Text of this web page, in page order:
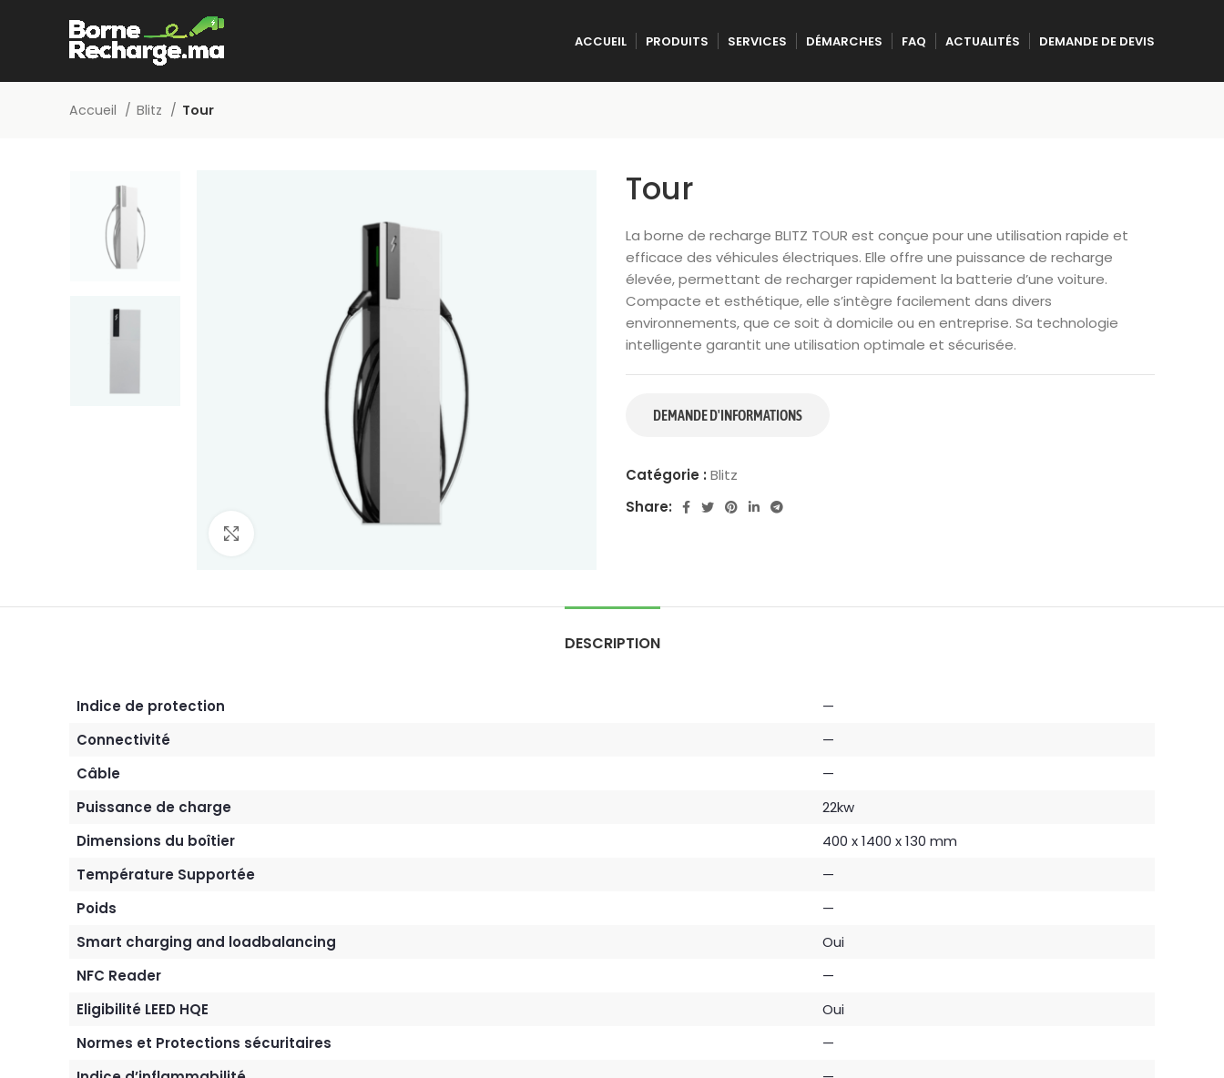
ACCUEIL PRODUITS SERVICES DÉMARCHES FAQ ACTUALITÉS DEMANDE DE DEVIS
Accueil Blitz Tour
Tour
La borne de recharge BLITZ TOUR est conçue pour une utilisation rapide et
efficace des véhicules électriques. Elle offre une puissance de recharge
élevée, permettant de recharger rapidement la batterie d’une voiture.
Compacte et esthétique, elle s’intègre facilement dans divers
environnements, que ce soit à domicile ou en entreprise. Sa technologie
intelligente garantit une utilisation optimale et sécurisée.
Catégorie : Blitz
Share:
DESCRIPTION
Indice de protection
—
Connectivité
—
Câble
—
Puissance de charge
22kw
Dimensions du boîtier
400 x 1400 x 130 mm
Température Supportée
—
Poids
—
Smart charging and loadbalancing
Oui
NFC Reader
—
Eligibilité LEED HQE
Oui
Normes et Protections sécuritaires
—